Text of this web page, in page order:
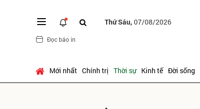
Thứ Sáu, 07/08/2026
Đọc báo in
Mới nhất Chính trị Thời sự Kinh tế Đời sống